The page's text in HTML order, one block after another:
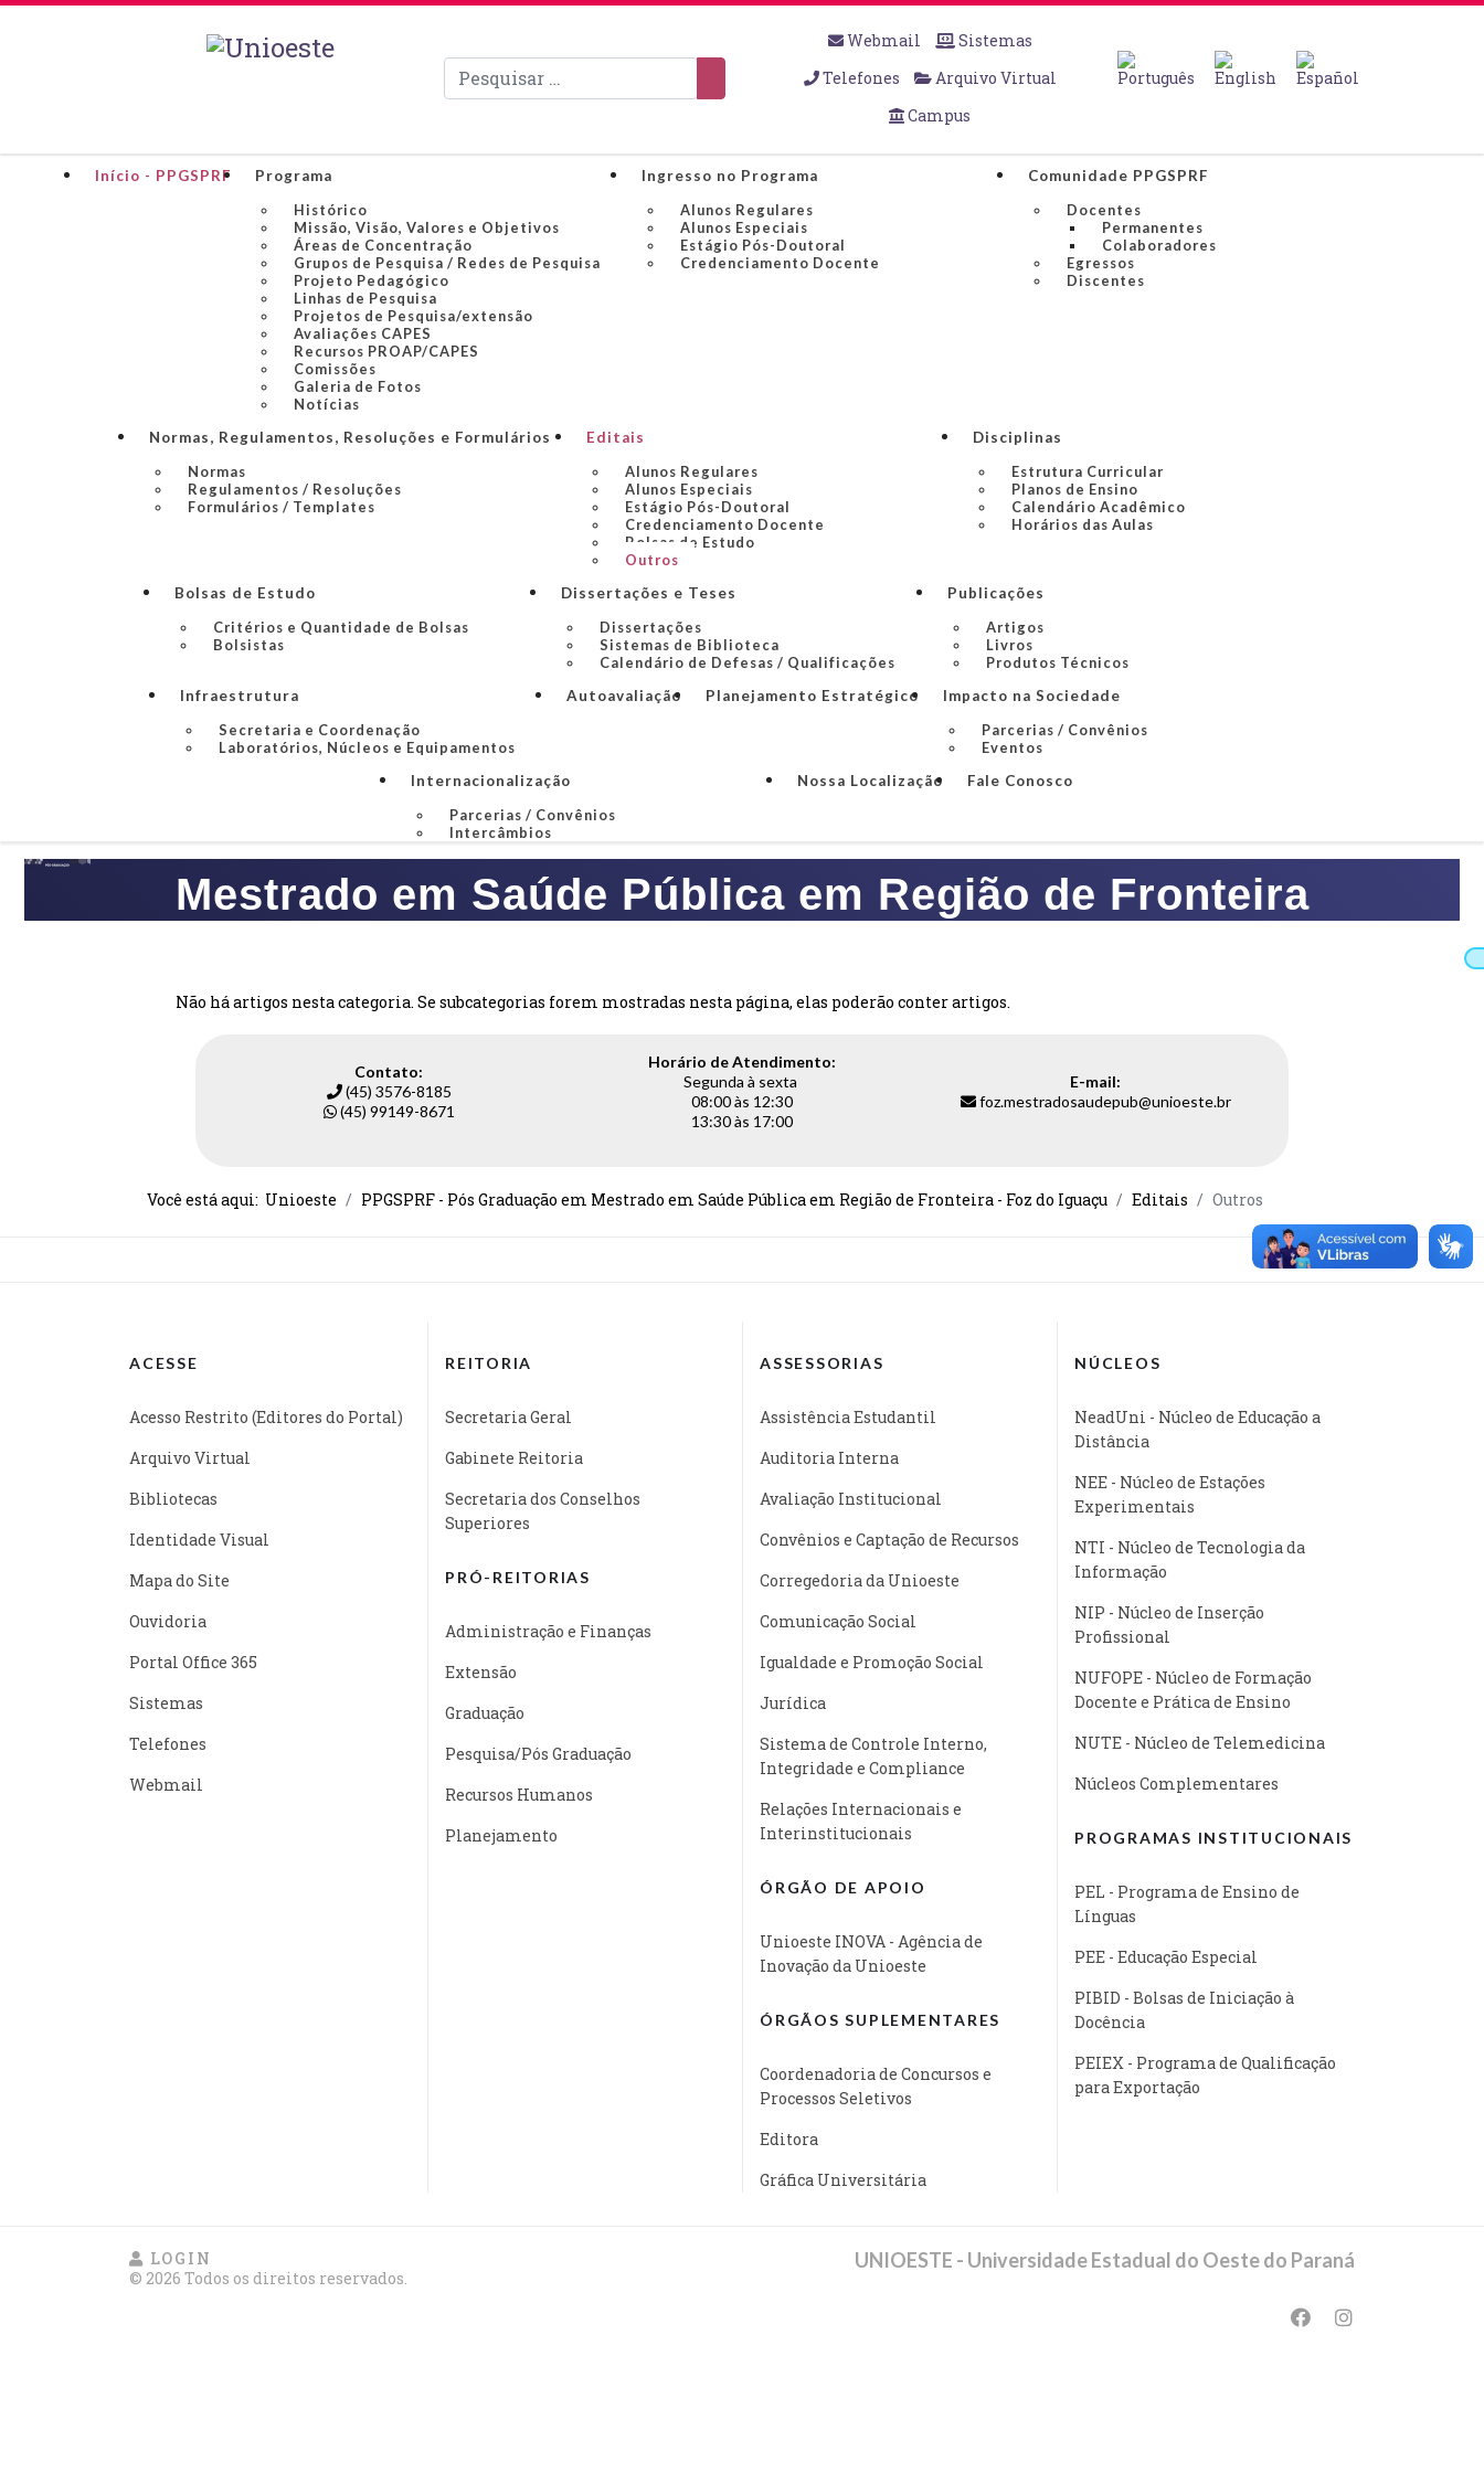
Pesquisar
Webmail
Sistemas
Telefones
Arquivo Virtual
Campus
Início - PPGSPRF
Programa
Histórico
Missão, Visão, Valores e Objetivos
Áreas de Concentração
Grupos de Pesquisa / Redes de Pesquisa
Projeto Pedagógico
Linhas de Pesquisa
Projetos de Pesquisa/extensão
Avaliações CAPES
Recursos PROAP/CAPES
Comissões
Galeria de Fotos
Notícias
Ingresso no Programa
Alunos Regulares
Alunos Especiais
Estágio Pós-Doutoral
Credenciamento Docente
Comunidade PPGSPRF
Docentes
Permanentes
Colaboradores
Egressos
Discentes
Normas, Regulamentos, Resoluções e Formulários
Normas
Regulamentos / Resoluções
Formulários / Templates
Editais
Alunos Regulares
Alunos Especiais
Estágio Pós-Doutoral
Credenciamento Docente
Bolsas de Estudo
Outros
Disciplinas
Estrutura Curricular
Planos de Ensino
Calendário Acadêmico
Horários das Aulas
Bolsas de Estudo
Critérios e Quantidade de Bolsas
Bolsistas
Dissertações e Teses
Dissertações
Sistemas de Biblioteca
Calendário de Defesas / Qualificações
Publicações
Artigos
Livros
Produtos Técnicos
Infraestrutura
Secretaria e Coordenação
Laboratórios, Núcleos e Equipamentos
Autoavaliação Planejamento Estratégico
Impacto na Sociedade
Parcerias / Convênios
Eventos
Internacionalização
Parcerias / Convênios
Intercâmbios
Nossa Localização Fale Conosco
Mestrado em Saúde Pública em Região de Fronteira
Não há artigos nesta categoria. Se subcategorias forem mostradas nesta página, elas poderão conter artigos.
Contato:
(45) 3576-8185
(45) 99149-8671
Horário de Atendimento:
Segunda à sexta
08:00 às 12:30
13:30 às 17:00
E-mail:
foz.mestradosaudepub@unioeste.br
Você está aqui: Unioeste PPGSPRF - Pós Graduação em Mestrado em Saúde Pública em Região de Fronteira - Foz do Iguaçu Editais Outros
ACESSE
Acesso Restrito (Editores do Portal)
Arquivo Virtual
Bibliotecas
Identidade Visual
Mapa do Site
Ouvidoria
Portal Office 365
Sistemas
Telefones
Webmail
REITORIA
Secretaria Geral
Gabinete Reitoria
Secretaria dos Conselhos
Superiores
PRÓ-REITORIAS
Administração e Finanças
Extensão
Graduação
Pesquisa/Pós Graduação
Recursos Humanos
Planejamento
ASSESSORIAS
Assistência Estudantil
Auditoria Interna
Avaliação Institucional
Convênios e Captação de Recursos
Corregedoria da Unioeste
Comunicação Social
Igualdade e Promoção Social
Jurídica
Sistema de Controle Interno,
Integridade e Compliance
Relações Internacionais e
Interinstitucionais
ÓRGÃO DE APOIO
Unioeste INOVA - Agência de
Inovação da Unioeste
ÓRGÃOS SUPLEMENTARES
Coordenadoria de Concursos e
Processos Seletivos
Editora
Gráfica Universitária
NÚCLEOS
NeadUni - Núcleo de Educação a
Distância
NEE - Núcleo de Estações
Experimentais
NTI - Núcleo de Tecnologia da
Informação
NIP - Núcleo de Inserção
Profissional
NUFOPE - Núcleo de Formação
Docente e Prática de Ensino
NUTE - Núcleo de Telemedicina
Núcleos Complementares
PROGRAMAS INSTITUCIONAIS
PEL - Programa de Ensino de
Línguas
PEE - Educação Especial
PIBID - Bolsas de Iniciação à
Docência
PEIEX - Programa de Qualificação
para Exportação
LOGIN
© 2026 Todos os direitos reservados.
UNIOESTE - Universidade Estadual do Oeste do Paraná